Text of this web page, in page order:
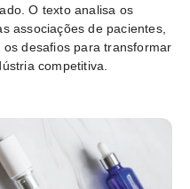
O texto analisa os
associações de pacientes,
desafios para transformar
competitiva.